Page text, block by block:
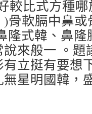
較比式方種
軟膈中鼻或
隆式韓、鼻
來般一 。
立挺有要想
星明國韓，